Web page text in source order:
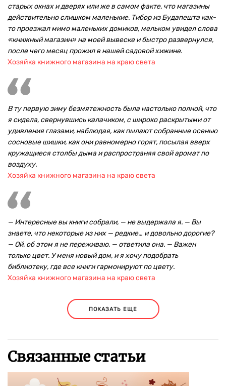
старых окнах и дверях или же в самом факте, что магазины
действительно слишком маленькие. Тибор из Будапешта как-
то проезжал мимо маленьких домиков, мельком увидел слова
«книжный магазин» на моей вывеске и быстро развернулся,
после чего месяц прожил в нашей садовой хижине.
Хозяйка книжного магазина на краю света
В ту первую зиму безмятежность была настолько полной, что
я сидела, свернувшись калачиком, с широко раскрытыми от
удивления глазами, наблюдая, как пылают собранные осенью
сосновые шишки, как они равномерно горят, посылая вверх
кружащиеся столбы дыма и распространяя свой аромат по
воздуху.
Хозяйка книжного магазина на краю света
— Интересные вы книги собрали, — не выдержала я. — Вы
знаете, что некоторые из них — редкие… и довольно дорогие?
— Ой, об этом я не переживаю, — ответила она. — Важен
только цвет. У меня новый дом, и я хочу подобрать
библиотеку, где все книги гармонируют по цвету.
Хозяйка книжного магазина на краю света
ПОКАЗАТЬ ЕЩЕ
Связанные статьи